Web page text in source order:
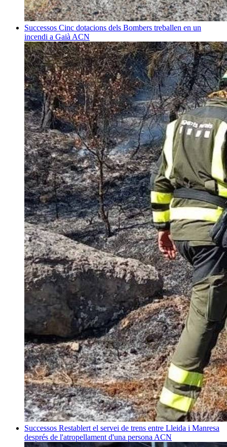
Successos Cinc dotacions dels Bombers treballen en un
incendi a Gaià ACN
Successos Restablert el servei de trens entre Lleida i Manresa
després de l'atropellament d'una persona ACN